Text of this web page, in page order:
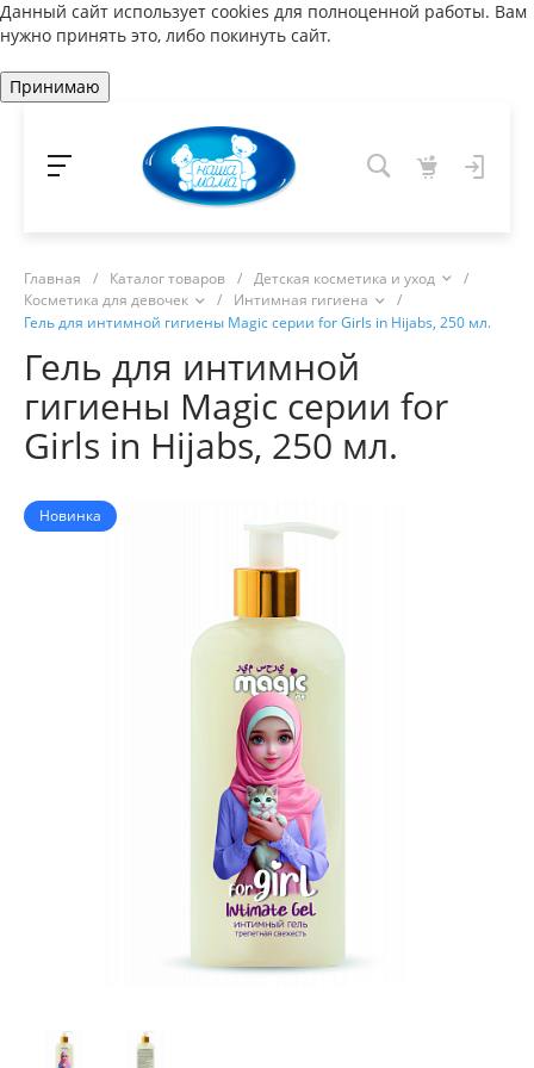
Данный сайт использует cookies для полноценной работы. Вам
нужно принять это, либо покинуть сайт.
Принимаю
Главная / Каталог товаров / Детская косметика и уход
/
Косметика для девочек
/ Интимная гигиена
/
Гель для интимной гигиены Magic серии for Girls in Hijabs, 250 мл.
Гель для интимной
гигиены Magic серии for
Girls in Hijabs, 250 мл.
Новинка